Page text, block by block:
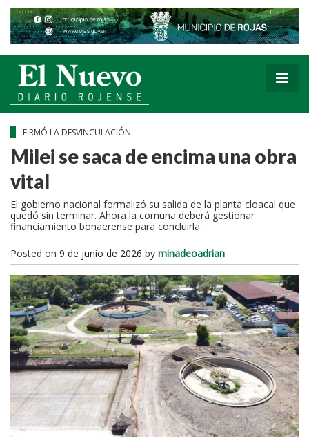
FIRMÓ LA DESVINCULACIÓN
Milei se saca de encima una obra
vital
El gobierno nacional formalizó su salida de la planta cloacal que
quedó sin terminar. Ahora la comuna deberá gestionar
financiamiento bonaerense para concluirla.
Posted on 9 de junio de 2026 by minadeoadrian